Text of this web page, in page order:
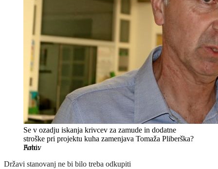
Se v ozadju iskanja krivcev za zamude in dodatne
stroške pri projektu kuha zamenjava Tomaža Pliberška?
Arhiv
Državi stanovanj ne bi bilo treba odkupiti